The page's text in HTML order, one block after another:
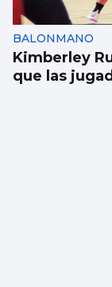
BALONMANO
Kimberley
que las